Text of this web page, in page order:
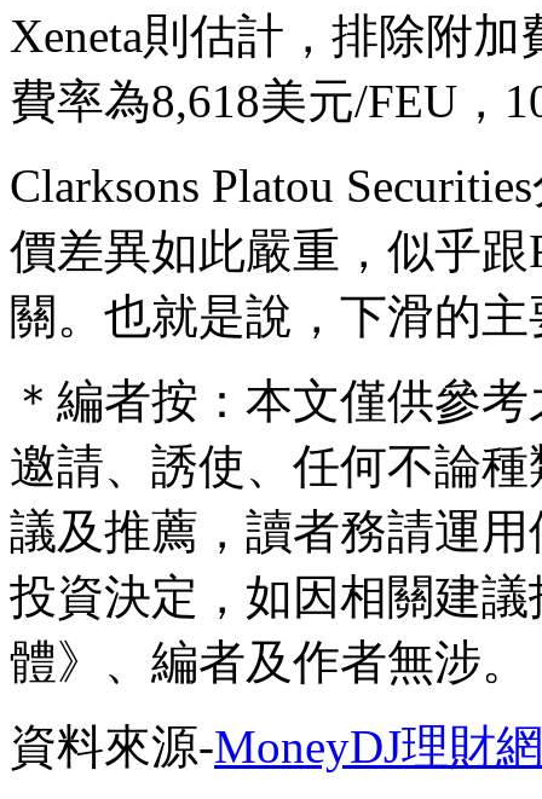
Xeneta則估計，排除附
費率為8,618美元/FEU，
Clarksons Platou
價差異如此嚴重，似乎
關。也就是說，下滑的
＊編者按：本文僅供參
邀請、誘使、任何不論
議及推薦，讀者務請運
投資決定，如因相關建
體》、編者及作者無涉。
資料來源-MoneyDJ理財網